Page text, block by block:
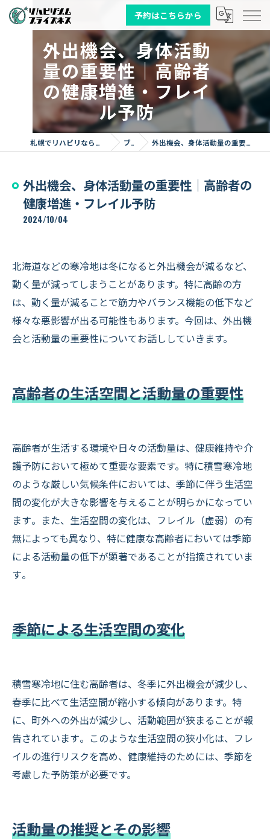
予約はこちらから
外出機会、身体活動
量の重要性｜高齢者
の健康増進・フレイ
ル予防
札幌でリハビリならリハビリジム プライズネス ブログ 外出機会、身体活動量の重要性｜高齢者の健康増進・フレイル予防
外出機会、身体活動量の重要性｜高齢者の
健康増進・フレイル予防
2024/10/04
北海道などの寒冷地は冬になると外出機会が減るなど、
動く量が減ってしまうことがあります。特に高齢の方
は、動く量が減ることで筋力やバランス機能の低下など
様々な悪影響が出る可能性もあります。今回は、外出機
会と活動量の重要性についてお話ししていきます。
高齢者の生活空間と活動量の重要性
高齢者が生活する環境や日々の活動量は、健康維持や介
護予防において極めて重要な要素です。特に積雪寒冷地
のような厳しい気候条件においては、季節に伴う生活空
間の変化が大きな影響を与えることが明らかになってい
ます​。また、生活空間の変化は、フレイル（虚弱）の有
無によっても異なり、特に健康な高齢者においては季節
による活動量の低下が顕著であることが指摘されていま
す​。
季節による生活空間の変化
積雪寒冷地に住む高齢者は、冬季に外出機会が減少し、
春季に比べて生活空間が縮小する傾向があります。特
に、町外への外出が減少し、活動範囲が狭まることが報
告されています​。このような生活空間の狭小化は、フレ
イルの進行リスクを高め、健康維持のためには、季節を
考慮した予防策が必要です。
活動量の推奨とその影響